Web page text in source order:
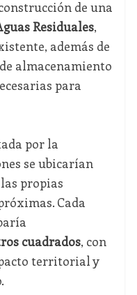
de una
Residuales,
además de
almacenamiento
para
por la
se ubicarían
propias
Cada
cuadrados, con
territorial y